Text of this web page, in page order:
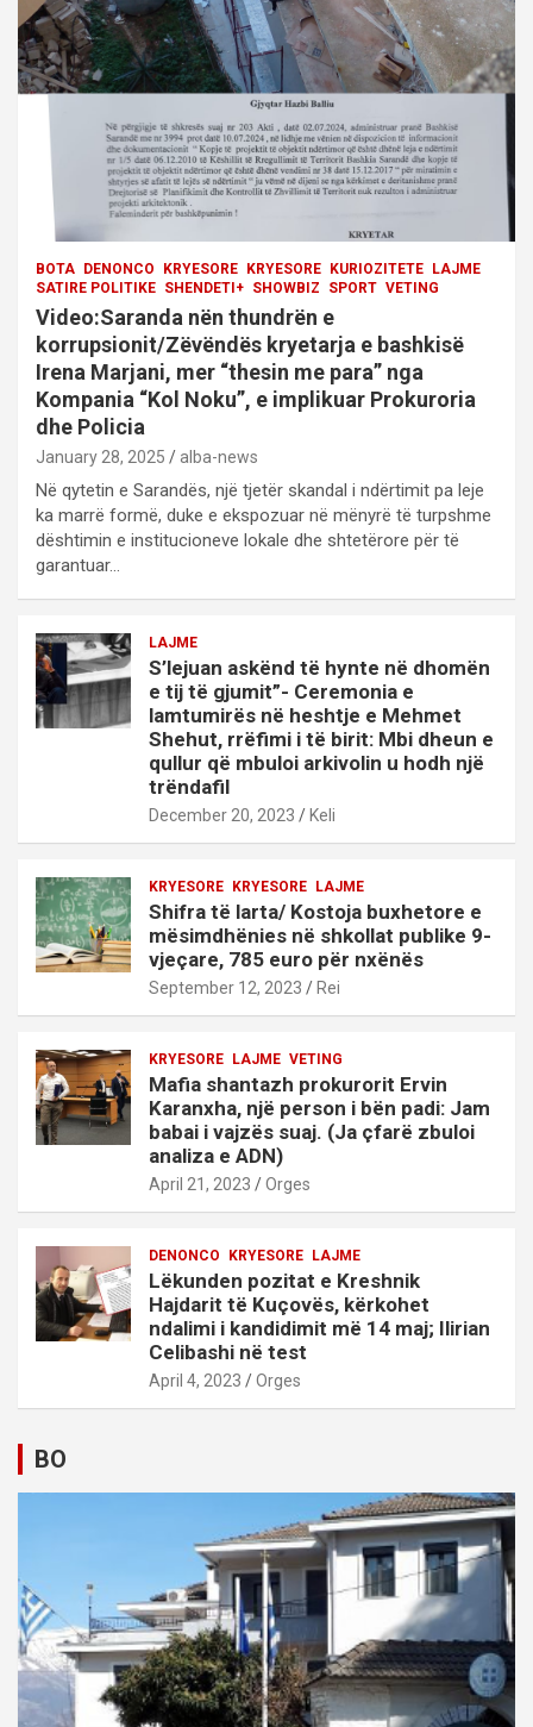
o
n
BOTA DENONCO KRYESORE KRYESORE KURIOZITETE
LAJME
SATIRE POLITIKE SHENDETI+ SHOWBIZ SPORT VETING
Video:Saranda nën thundrën e
korrupsionit/Zëvëndës kryetarja e bashkisë
Irena Marjani, mer “thesin me para” nga
Kompania “Kol Noku”, e implikuar Prokuroria
dhe Policia
January 28, 2025 alba-news
Në qytetin e Sarandës, një tjetër skandal i ndërtimit pa leje
ka marrë formë, duke e ekspozuar në mënyrë të turpshme
dështimin e institucioneve lokale dhe shtetërore për të
garantuar…
LAJME
S’lejuan askënd të hynte në dhomën
e tij të gjumit”- Ceremonia e
lamtumirës në heshtje e Mehmet
Shehut, rrëfimi i të birit: Mbi dheun e
qullur që mbuloi arkivolin u hodh një
trëndafil
December 20, 2023 Keli
KRYESORE KRYESORE LAJME
Shifra të larta/ Kostoja buxhetore e
mësimdhënies në shkollat publike 9-
vjeçare, 785 euro për nxënës
September 12, 2023 Rei
KRYESORE LAJME VETING
Mafia shantazh prokurorit Ervin
Karanxha, një person i bën padi: Jam
babai i vajzës suaj. (Ja çfarë zbuloi
analiza e ADN)
April 21, 2023 Orges
DENONCO KRYESORE LAJME
Lëkunden pozitat e Kreshnik
Hajdarit të Kuçovës, kërkohet
ndalimi i kandidimit më 14 maj; Ilirian
Celibashi në test
April 4, 2023 Orges
BO